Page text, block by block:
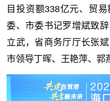
目投资额338亿元、贸
委、市委书记罗增斌致
立武，省商务厅厅长张
市领导丁晖、王艳萍、郭